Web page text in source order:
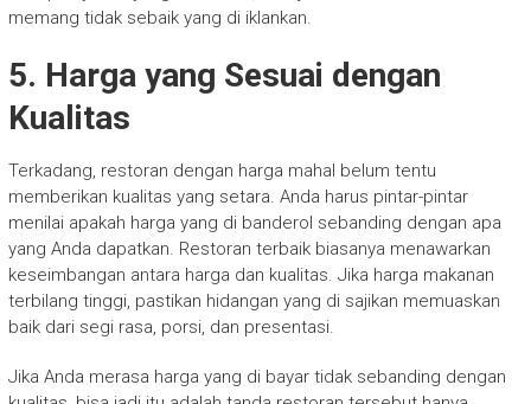
memang tidak sebaik yang di iklankan.
5. Harga yang Sesuai dengan
Kualitas
Terkadang, restoran dengan harga mahal belum tentu
memberikan kualitas yang setara. Anda harus pintar-pintar
menilai apakah harga yang di banderol sebanding dengan apa
yang Anda dapatkan. Restoran terbaik biasanya menawarkan
keseimbangan antara harga dan kualitas. Jika harga makanan
terbilang tinggi, pastikan hidangan yang di sajikan memuaskan
baik dari segi rasa, porsi, dan presentasi.
Jika Anda merasa harga yang di bayar tidak sebanding dengan